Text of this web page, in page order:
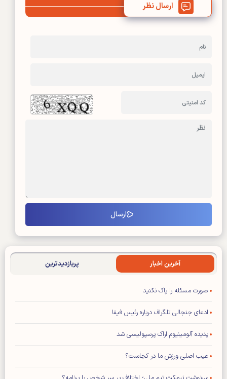
ارسال نظر
آخرین اخبار پربازدیدترین
صورت مسئله را پاک نکنید
ادعای جنجالی تلگراف درباره رئیس فیفا
پدیده آلومینیوم اراک پرسپولیسی شد
عیب اصلی ورزش ما در کجاست؟